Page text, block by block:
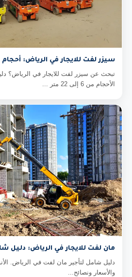
سيزر لفت للايجار في الرياض:
تبحث عن سيزر لفت للايجار في الرياض؟
الأحجام من 6 إلى 22 متر ...
مان لفت للايجار في الرياض: دليل
دليل شامل لتأجير مان لفت في الرياض.
والأسعار ونصائح...